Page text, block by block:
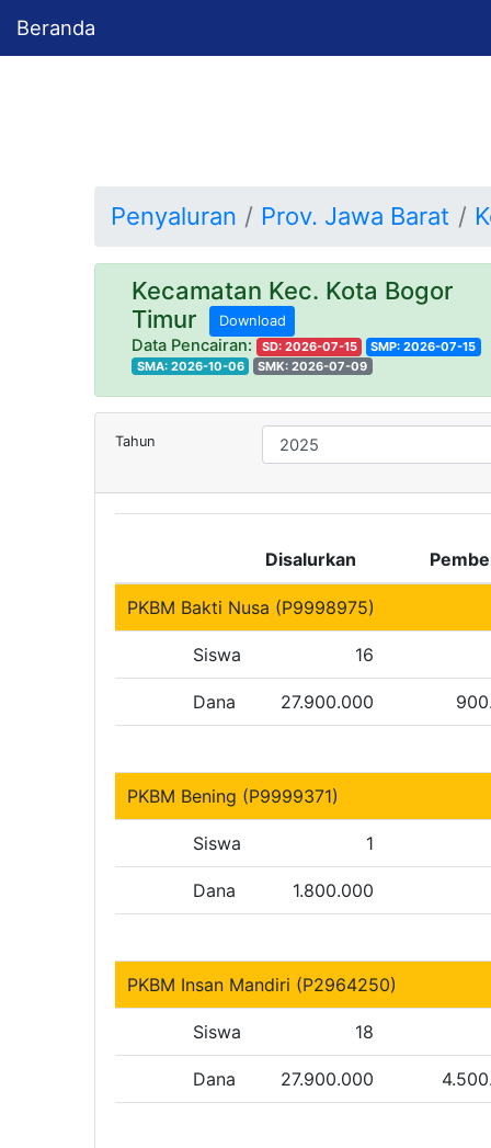
Beranda
Penyaluran Prov. Jawa Barat
Kecamatan Kec. Kota Bogor
Timur
Download
Data Pencairan: SD: 2026-07-15
SMP: 2026-07-15
SMA: 2026-10-06
SMK: 2026-07-09
Tahun
Disalurkan
PKBM Bakti Nusa (P9998975)
Siswa 16
Dana 27.900.000
PKBM Bening (P9999371)
Siswa 1
Dana 1.800.000
PKBM Insan Mandiri (P2964250)
Siswa 18
Dana 27.900.000